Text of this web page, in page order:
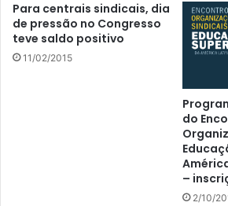
Para centrais sindicais, dia
de pressão no Congresso
teve saldo positivo
11/02/2015
do
–
2/10/